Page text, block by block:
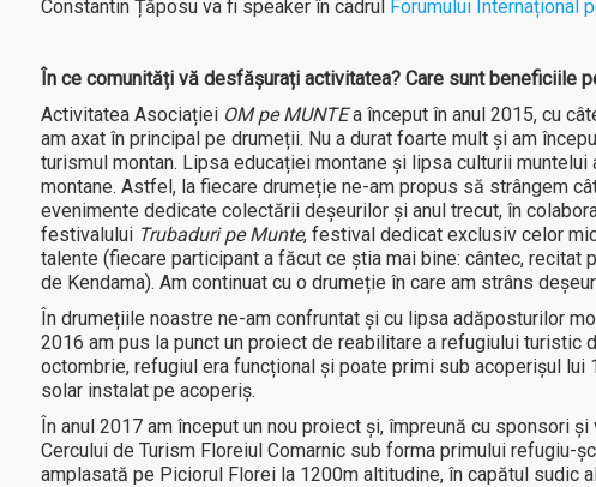
Constantin Țăposu va fi speaker în cadrul Forumului Internațional
În ce comunități vă desfășurați activitatea? Care sunt beneficiile
Activitatea Asociației OM pe MUNTEa început în anul 2015, cu
am axat în principal pe drumeții. Nu a durat foarte mult și am
turismul montan. Lipsa educației montane și lipsa culturii
montane. Astfel, la fiecare drumeție ne-am propus să strângem
evenimente dedicate colectării deșeurilor și anul trecut, în
festivalului Trubaduri pe Munte, festival dedicat exclusiv celor
talente (fiecare participant a făcut ce știa mai bine: cântec,
de Kendama). Am continuat cu o drumeție în care am strâns
În drumețiile noastre ne-am confruntat și cu lipsa adăposturilor
2016 am pus la punct un proiect de reabilitare a refugiului turistic
octombrie, refugiul era funcțional și poate primi sub acoperișul
solar instalat pe acoperiș.
În anul 2017 am început un nou proiect și, împreună cu sponsori
Cercului de Turism Floreiul Comarnic sub forma primului refugiu-
amplasată pe Piciorul Florei la 1200m altitudine, în capătul sudic